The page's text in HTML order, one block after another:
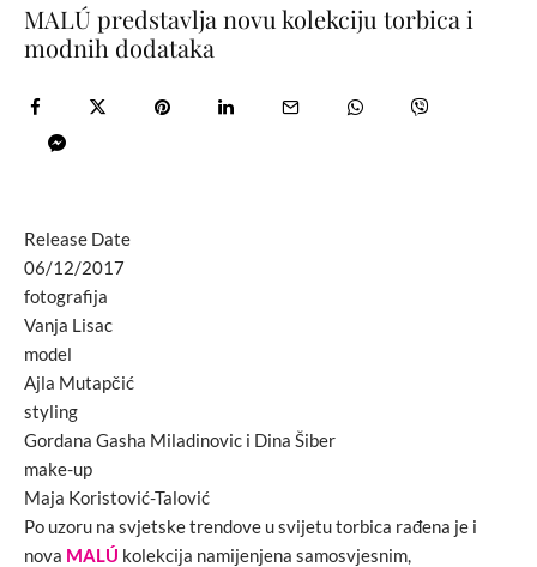
MALÚ predstavlja novu kolekciju torbica i
modnih dodataka
Release Date
06/12/2017
fotografija
Vanja Lisac
model
Ajla Mutapčić
styling
Gordana Gasha Miladinovic i Dina Šiber
make-up
Maja Koristović-Talović
Po uzoru na svjetske trendove u svijetu torbica rađena je i
nova MALÚ kolekcija namijenjena samosvjesnim,